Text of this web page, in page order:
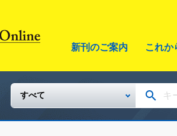
新刊のご案内 これか